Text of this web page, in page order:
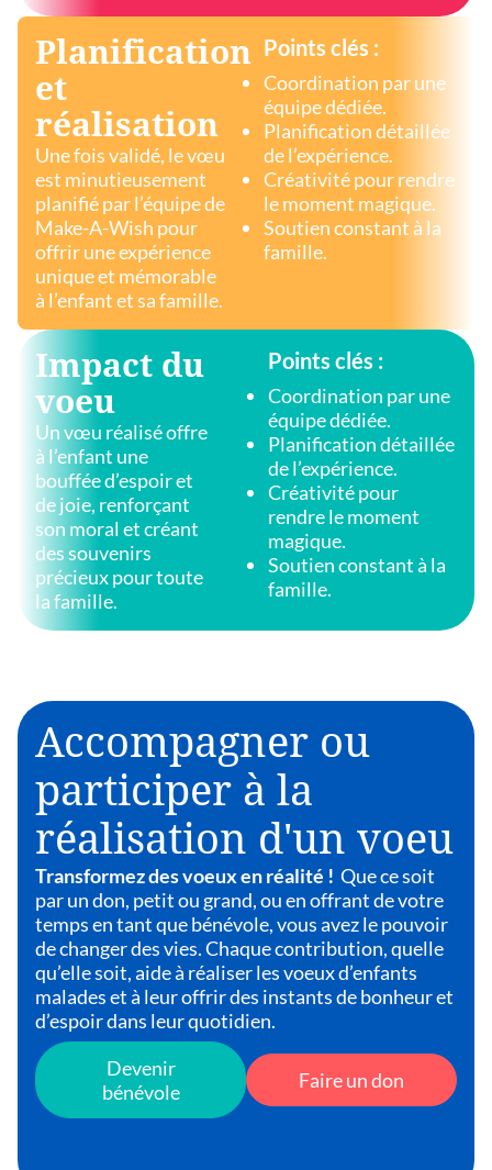
Planification
et
réalisation
Une fois validé, le vœu
est minutieusement
planifié par l’équipe de
Make-A-Wish pour
offrir une expérience
unique et mémorable
à l’enfant et sa famille.
Points clés :
Coordination par une
équipe dédiée.
Planification détaillée
de l’expérience.
Créativité pour rendre
le moment magique.
Soutien constant à la
famille.
Impact du
voeu
Un vœu réalisé offre
à l’enfant une
bouffée d’espoir et
de joie, renforçant
son moral et créant
des souvenirs
précieux pour toute
la famille.
Points clés :
Coordination par une
équipe dédiée.
Planification détaillée
de l’expérience.
Créativité pour
rendre le moment
magique.
Soutien constant à la
famille.
Accompagner ou
participer à la
réalisation d'un voeu
Transformez des voeux en réalité ! Que ce soit
par un don, petit ou grand, ou en offrant de votre
temps en tant que bénévole, vous avez le pouvoir
de changer des vies. Chaque contribution, quelle
qu’elle soit, aide à réaliser les voeux d’enfants
malades et à leur offrir des instants de bonheur et
d’espoir dans leur quotidien.
Devenir
bénévole
Faire un don